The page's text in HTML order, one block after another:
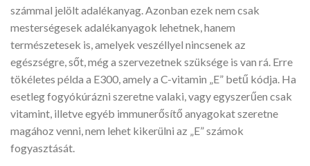
számmal jelölt adalékanyag. Azonban ezek nem csak
mesterségesek adalékanyagok lehetnek, hanem
természetesek is, amelyek veszéllyel nincsenek az
egészségre, sőt, még a szervezetnek szüksége is van rá. Erre
tökéletes példa a E300, amely a C-vitamin „E” betű kódja. Ha
esetleg fogyókúrázni szeretne valaki, vagy egyszerűen csak
vitamint, illetve egyéb immunerősítő anyagokat szeretne
magához venni, nem lehet kikerülni az „E” számok
fogyasztását.